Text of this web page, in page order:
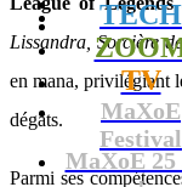
TECH
TV
MaXoE
Festival
MaXoE 25
Lissandra, Sorcière
en mana, privilégiant
dégâts.
Parmi ses